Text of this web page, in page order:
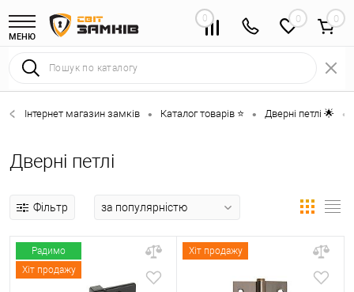
МЕНЮ
0 0
Інтернет магазин замків • Каталог товарів ⭐ • Дверні петлі 🌟 •
Дверні петлі
Фільтр
Радимо
Хіт продажу
Хіт продажу